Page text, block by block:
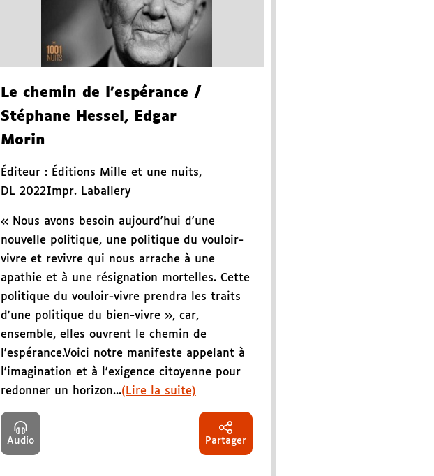
Le chemin de l'espérance /
Stéphane Hessel, Edgar
Morin
Éditeur : Éditions Mille et une nuits,
DL 2022Impr. Laballery
« Nous avons besoin aujourd'hui d'une
nouvelle politique, une politique du vouloir-
vivre et revivre qui nous arrache à une
apathie et à une résignation mortelles. Cette
politique du vouloir-vivre prendra les traits
d'une politique du bien-vivre », car,
ensemble, elles ouvrent le chemin de
l'espérance.Voici notre manifeste appelant à
l'imagination et à l'exigence citoyenne pour
redonner un horizon...(Lire la suite)
Audio Partager